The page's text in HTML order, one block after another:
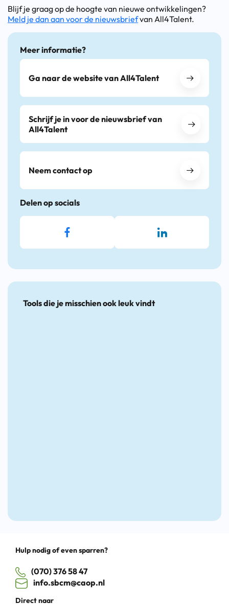
Blijf je graag op de hoogte van nieuwe ontwikkelingen?
Meld je dan aan voor de nieuwsbriefvan All4Talent.
Meer informatie?
Ga naar de website van All4Talent
Schrijf je in voor de nieuwsbrief van
All4Talent
Neem contact op
Delen op socials
Tools die je misschien ook leuk vindt
Hulp nodig of even sparren?
(070) 376 58 47
info.sbcm@caop.nl
Direct naar